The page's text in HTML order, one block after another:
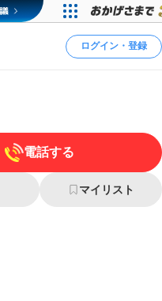
ログイン・登録
電話する
マイリスト